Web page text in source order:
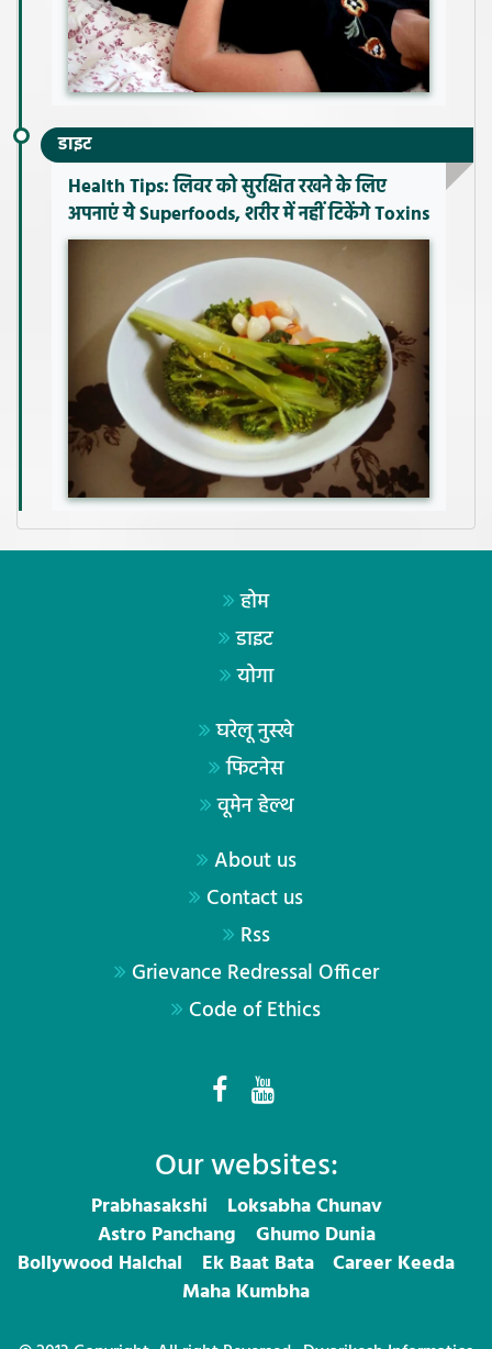
डाइट
Health Tips: लिवर को सुरक्षित रखने के लिए
अपनाएं ये Superfoods, शरीर में नहीं टिकेंगे Toxins
होम
डाइट
योगा
घरेलू नुस्खे
फिटनेस
वूमेन हेल्थ
About us
Contact us
Rss
Grievance Redressal Officer
Code of Ethics
Our websites:
Prabhasakshi
Loksabha Chunav
Astro Panchang
Ghumo Dunia
Bollywood Halchal
Ek Baat Bata
Career Keeda
Maha Kumbha